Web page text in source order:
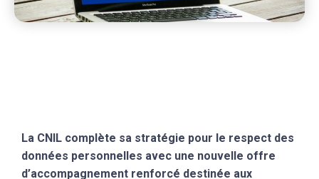
La CNIL complète sa stratégie pour le respect des
données personnelles avec une nouvelle offre
d’accompagnement renforcé destinée aux